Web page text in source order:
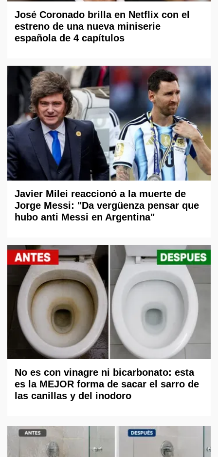
José Coronado brilla en Netflix con el
estreno de una nueva miniserie
española de 4 capítulos
Javier Milei reaccionó a la muerte de
Jorge Messi: "Da vergüenza pensar que
hubo anti Messi en Argentina"
No es con vinagre ni bicarbonato: esta
es la MEJOR forma de sacar el sarro de
las canillas y del inodoro